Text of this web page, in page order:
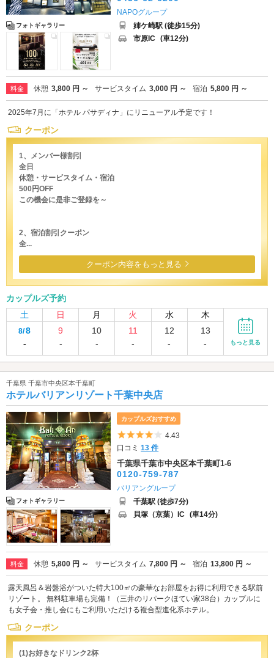
フォトギャラリー
NAPOグループ
姉ケ崎駅 (徒歩15分)
市原IC (車12分)
料金 休憩 3,800 円 ～ サービスタイム 3,000 円 ～ 宿泊 5,800 円 ～
2025年7月に「ホテル パサディナ」にリニューアル予定です！
クーポン
1、メンバー様割引
全日
休憩・サービスタイム・宿泊
500円OFF
この機会に是非ご登録を～
2、宿泊割引クーポン
全...
クーポン内容をもっと見る
カップルズ予約
土
日 月 火 水 木
8/8
-
9
-
10
-
11
-
12
-
13
-
もっと見る
千葉県 千葉市中央区本千葉町
ホテルバリアンリゾート千葉中央店
フォトギャラリー
カップルズおすすめ
5つ星のうち4
4.43
口コミ13 件
千葉県千葉市中央区本千葉町1-6
0120-759-787
バリアングループ
千葉駅 (徒歩7分)
貝塚（京葉）IC (車14分)
料金 休憩 5,800 円 ～ サービスタイム 7,800 円 ～ 宿泊 13,800 円 ～
露天風呂＆岩盤浴がついた特大100㎡の豪華なお部屋をお得に利用できる駅前
リゾート。 無料駐車場も完備！（三井のリパークほてい家38台）カップルに
も女子会・推し会にもご利用いただける複合型進化系ホテル。
クーポン
(1)お好きなドリンク2杯